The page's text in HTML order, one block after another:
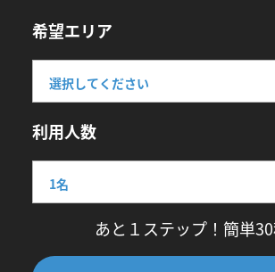
希望エリア
利用人数
あと１ステップ！簡単30